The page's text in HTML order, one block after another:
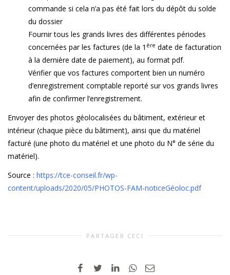
commande si cela n’a pas été fait lors du dépôt du solde
du dossier
Fournir tous les grands livres des différentes périodes
concernées par les factures (de la 1 ère date de facturation
à la dernière date de paiement), au format pdf.
Vérifier que vos factures comportent bien un numéro
d’enregistrement comptable reporté sur vos grands livres
afin de confirmer l’enregistrement.
Envoyer des photos géolocalisées du bâtiment, extérieur et
intérieur (chaque pièce du bâtiment), ainsi que du matériel
facturé (une photo du matériel et une photo du N° de série du
matériel).
Source : https://tce-conseil.fr/wp-
content/uploads/2020/05/PHOTOS-FAM-noticeGéoloc.pdf
PARTAGER CECI